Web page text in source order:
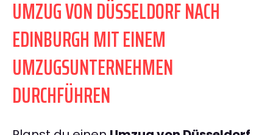
UMZUG VON DÜSSELDORF NACH
EDINBURGH MIT EINEM
UMZUGSUNTERNEHMEN
DURCHFÜHREN